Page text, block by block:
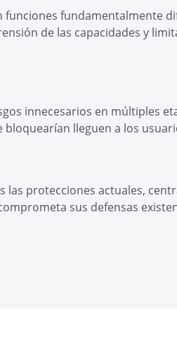
funciones fundamentalmente
de las capacidades y
innecesarios en múltiples
lleguen a los
las protecciones actuales,
sus defensas